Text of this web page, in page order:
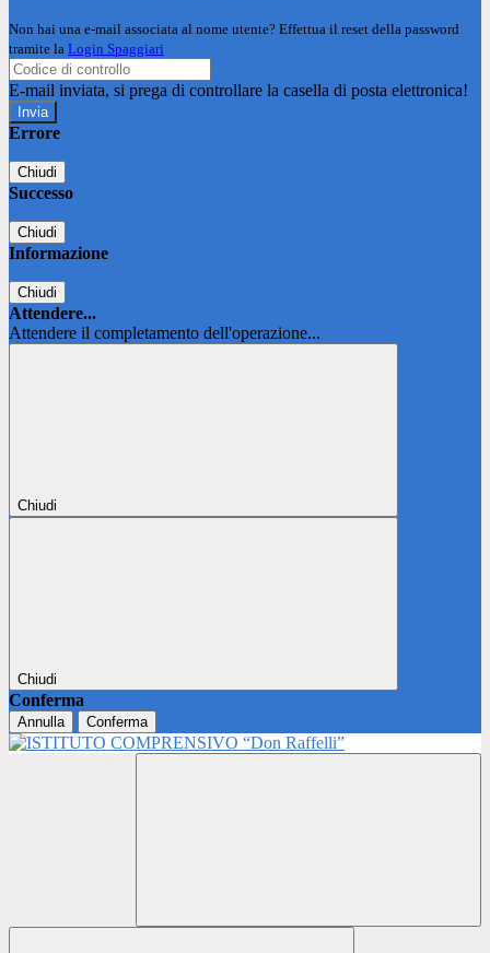
Non hai una e-mail associata al nome utente? Effettua il reset della password
tramite la Login Spaggiari
E-mail inviata, si prega di controllare la casella di posta elettronica!
Errore
Chiudi
Successo
Chiudi
Informazione
Chiudi
Attendere...
Attendere il completamento dell'operazione...
Chiudi
Chiudi
Conferma
Annulla Conferma